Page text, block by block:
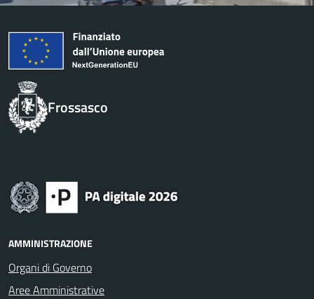
Frossasco
AMMINISTRAZIONE
Organi di Governo
Aree Amministrative